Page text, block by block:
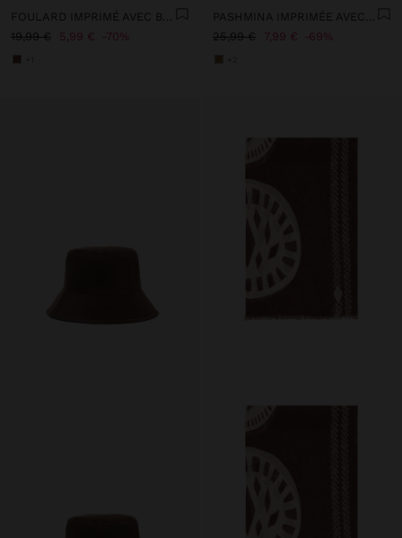
FOULARD IMPRIMÉ AVEC BORDS EFFILOCHÉS
19,99 €
5,99 € 70%
PASHMINA IMPRIMÉE AVEC MÉLANGE DE LAINE
25,99 €
7,99 € 69%